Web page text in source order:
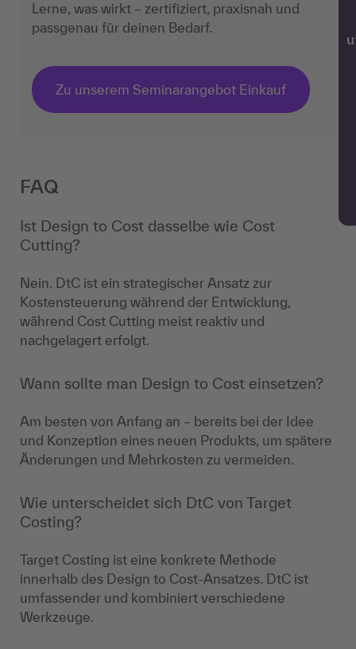
Lerne, was wirkt – zertifiziert, praxisnah und
passgenau für deinen Bedarf.
Zu unserem Seminarangebot Einkauf
FAQ
Ist Design to Cost dasselbe wie Cost
Cutting?
Nein. DtC ist ein strategischer Ansatz zur
Kostensteuerung während der Entwicklung,
während Cost Cutting meist reaktiv und
nachgelagert erfolgt.
Wann sollte man Design to Cost einsetzen?
Am besten von Anfang an – bereits bei der Idee
und Konzeption eines neuen Produkts, um spätere
Änderungen und Mehrkosten zu vermeiden.
Wie unterscheidet sich DtC von Target
Costing?
Target Costing ist eine konkrete Methode
innerhalb des Design to Cost-Ansatzes. DtC ist
umfassender und kombiniert verschiedene
Werkzeuge.